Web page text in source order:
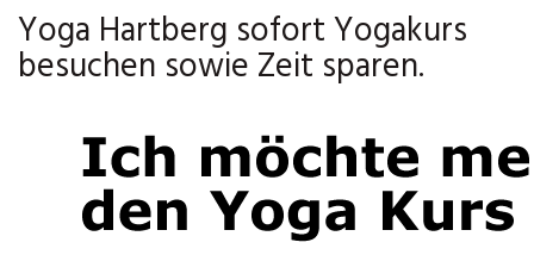
Yoga Hartberg sofort Yogakurs
besuchen sowie Zeit sparen.